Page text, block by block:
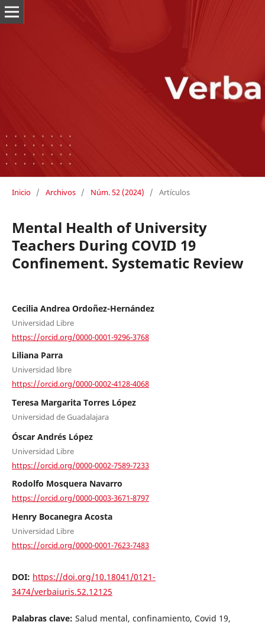
Inicio / Archivos / Núm. 52 (2024) / Artículos
Mental Health of University
Teachers During COVID 19
Confinement. Systematic Review
Cecilia Andrea Ordoñez-Hernández
Universidad Libre
https://orcid.org/0000-0001-9296-3768
Liliana Parra
Universidad libre
https://orcid.org/0000-0002-4128-4068
Teresa Margarita Torres López
Universidad de Guadalajara
Óscar Andrés López
Universidad Libre
https://orcid.org/0000-0002-7589-7233
Rodolfo Mosquera Navarro
https://orcid.org/0000-0003-3671-8797
Henry Bocanegra Acosta
Universidad Libre
https://orcid.org/0000-0001-7623-7483
DOI: https://doi.org/10.18041/0121-
3474/verbaiuris.52.12125
Palabras clave: Salud mental, confinamiento, Covid 19,